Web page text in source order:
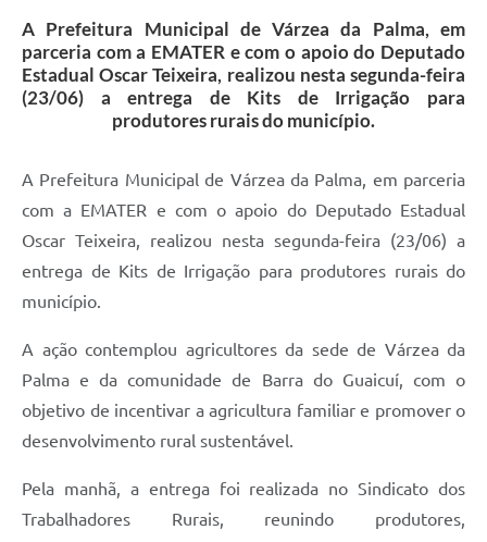
Contas Públicas
Legislação
Serviços Online
Enquete
Agenda
Diário Oficial
A Prefeitura Municipal de Várzea da Palma, em
parceria com a EMATER e com o apoio do Deputado
Estadual Oscar Teixeira, realizou nesta segunda-feira
(23/06) a entrega de Kits de Irrigação para
produtores rurais do município.
A Prefeitura Municipal de Várzea da Palma, em parceria
com a EMATER e com o apoio do Deputado Estadual
Oscar Teixeira, realizou nesta segunda-feira (23/06) a
entrega de Kits de Irrigação para produtores rurais do
município.
A ação contemplou agricultores da sede de Várzea da
Palma e da comunidade de Barra do Guaicuí, com o
objetivo de incentivar a agricultura familiar e promover o
desenvolvimento rural sustentável.
Pela manhã, a entrega foi realizada no Sindicato dos
Trabalhadores Rurais, reunindo produtores,